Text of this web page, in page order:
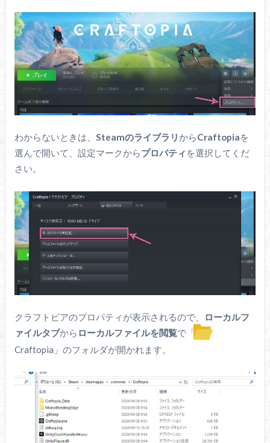
わからないときは、 Steamのライブラリ からCraftopiaを
選んで開いて、設定マークからプロパティ を選択してくだ
さい。
クラフトピアのプロパティが表示されるので、
ローカルフ
ァイルタブから ローカルファイルを閲覧で「
Craftopia」のフォルダが開かれます。